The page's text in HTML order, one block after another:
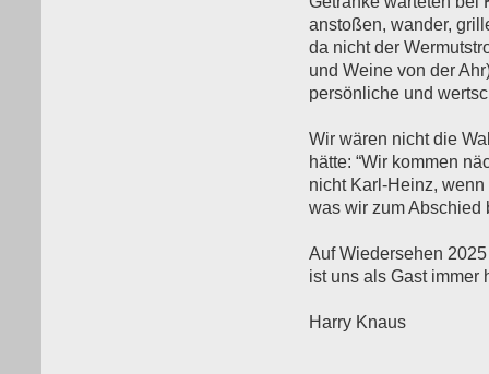
anstoßen, wander,
da nicht der
und Weine von der
persönliche und
Wir wären nicht die
hätte: “Wir kommen
nicht Karl-Heinz, wenn
was wir zum Abschied
Auf Wiedersehen
ist uns als Gast immer
Harry Knaus